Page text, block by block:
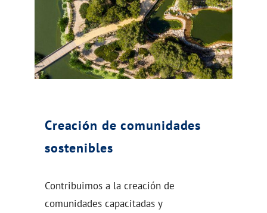
Creación de comunidades
sostenibles
Contribuimos a la creación de
comunidades capacitadas y